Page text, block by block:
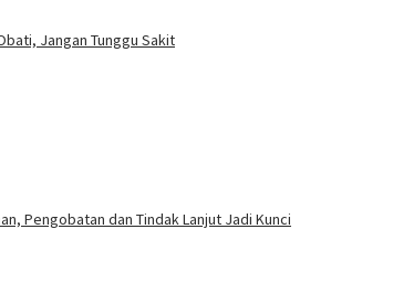
Jangan Tunggu Sakit
Pengobatan dan Tindak Lanjut Jadi Kunci